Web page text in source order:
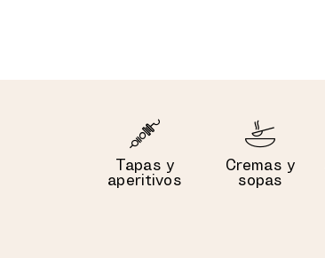
Tapas y
aperitivos
Cremas y
sopas